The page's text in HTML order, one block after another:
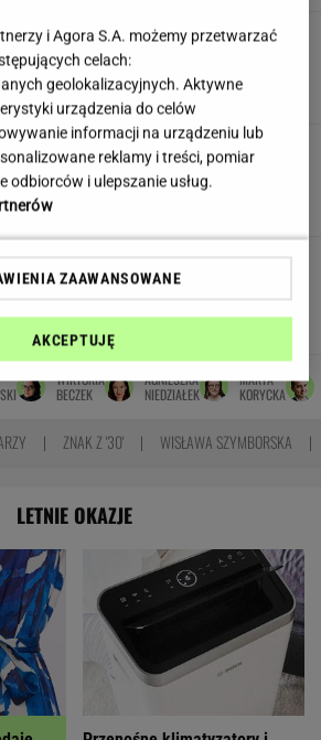
kryzys zaczyna się od złych ocen.
najczęściej jest ignorowany
PROMOCYJNY
"Kiedy dopytuję, co się stało z
babcią, mówi, że mam nie pytać"
że "1670" niszczy skansen. Krytycy nie
jednego
JUSTYNA BRYCZKOWSKA
WIKTORIA
BECZEK
AGNIESZKA
NIEDZIAŁEK
MARTA
KORYCKA
ZNAK Z '30' WISŁAWA SZYMBORSKA
LETNIE OKAZJE
i Agora S.A. możemy przetwarzać
celach:
geolokalizacyjnych. Aktywne
urządzenia do celów
informacji na urządzeniu lub
reklamy i treści, pomiar
odbiorców i ulepszanie usług.
ZAAWANSOWANE
AKCEPTUJĘ